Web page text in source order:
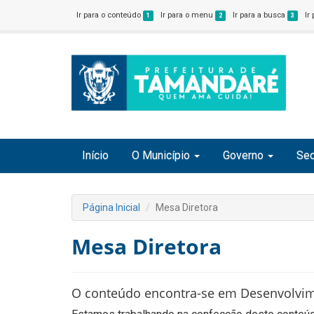
Ir para o conteúdo 1 Ir para o menu 2 Ir para a busca 3 Ir
Início O Município Governo
Página Inicial Mesa Diretora
Mesa Diretora
O conteúdo encontra-se em